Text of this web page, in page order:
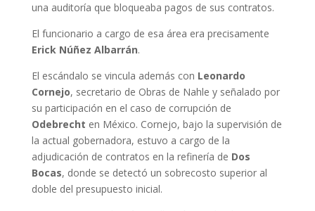
una auditoría que bloqueaba pagos de sus contratos.
El funcionario a cargo de esa área era precisamente
Erick Núñez Albarrán.
El escándalo se vincula además con Leonardo
Cornejo, secretario de Obras de Nahle y señalado por
su participación en el caso de corrupción de
Odebrecht en México. Cornejo, bajo la supervisión de
la actual gobernadora, estuvo a cargo de la
adjudicación de contratos en la refinería de Dos
Bocas, donde se detectó un sobrecosto superior al
doble del presupuesto inicial.